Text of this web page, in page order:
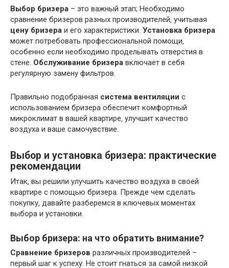
Выбор бризера – это важный этап; Необходимо
сравнение бризеров разных производителей‚ учитывая
цену бризера и его характеристики. Установка бризера
может потребовать профессиональной помощи‚
особенно если необходимо проделывать отверстия в
стене. Обслуживание бризера включает в себя
регулярную замену фильтров.
Правильно подобранная система вентиляции с
использованием бризера обеспечит комфортный
микроклимат в вашей квартире‚ улучшит качество
воздуха и ваше самочувствие.
Выбор и установка бризера: практические
рекомендации
Итак‚ вы решили улучшить качество воздуха в своей
квартире с помощью бризера. Прежде чем сделать
покупку‚ давайте разберемся в ключевых моментах
выбора и установки.
Выбор бризера: на что обратить внимание?
Сравнение бризеров различных производителей –
первый шаг к успеху. Не стоит гнаться за самой низкой